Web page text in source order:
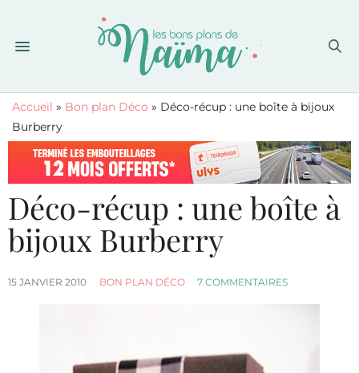
Accueil » Bon plan Déco » Déco-récup : une boîte à bijoux
Burberry
Déco-récup : une boîte à
bijoux Burberry
15 JANVIER 2010 BON PLAN DÉCO 7 COMMENTAIRES